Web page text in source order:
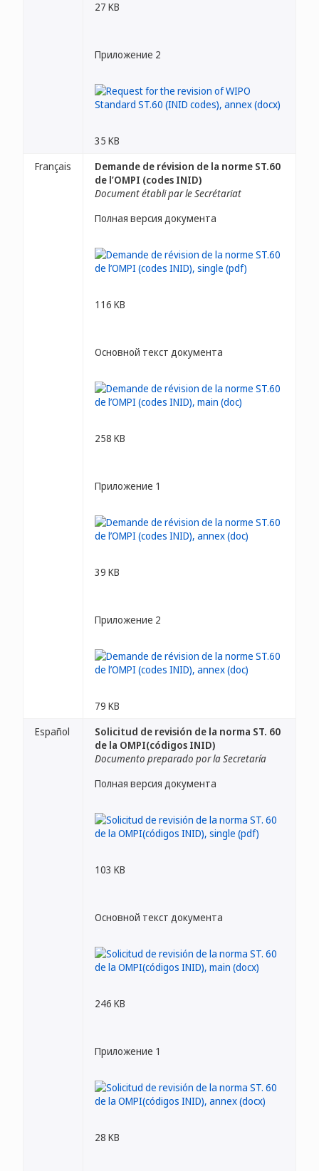
27 KB
Приложение 2
35 KB
Français
Demande de révision de la norme ST.60
de l’OMPI (codes INID)
Document établi par le Secrétariat
Полная версия документа
116 KB
Основной текст документа
258 KB
Приложение 1
39 KB
Приложение 2
79 KB
Español
Solicitud de revisión de la norma ST. 60
de la OMPI(códigos INID)
Documento preparado por la Secretaría
Полная версия документа
103 KB
Основной текст документа
246 KB
Приложение 1
28 KB